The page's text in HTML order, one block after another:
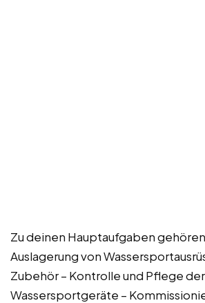
Zu deinen Hauptaufgaben
Auslagerung von
Zubehör – Kontrolle und Pflege
Wassersportgeräte –